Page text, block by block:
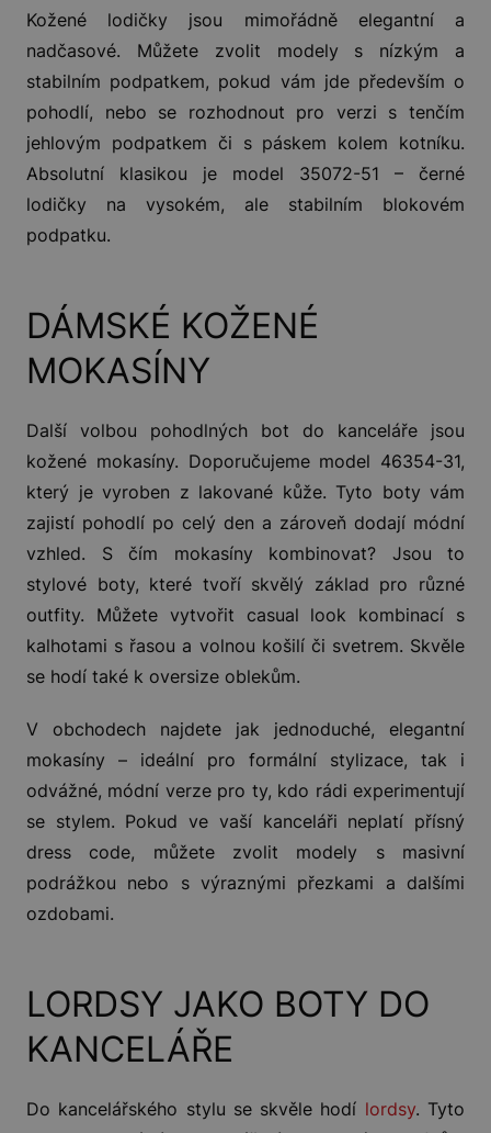
Kožené lodičky jsou mimořádně elegantní a
nadčasové. Můžete zvolit modely s nízkým a
stabilním podpatkem, pokud vám jde především o
pohodlí, nebo se rozhodnout pro verzi s tenčím
jehlovým podpatkem či s páskem kolem kotníku.
Absolutní klasikou je model 35072-51 – černé
lodičky na vysokém, ale stabilním blokovém
podpatku.
DÁMSKÉ KOŽENÉ
MOKASÍNY
Další volbou pohodlných bot do kanceláře jsou
kožené mokasíny. Doporučujeme model 46354-31,
který je vyroben z lakované kůže. Tyto boty vám
zajistí pohodlí po celý den a zároveň dodají módní
vzhled. S čím mokasíny kombinovat? Jsou to
stylové boty, které tvoří skvělý základ pro různé
outfity. Můžete vytvořit casual look kombinací s
kalhotami s řasou a volnou košilí či svetrem. Skvěle
se hodí také k oversize oblekům.
V obchodech najdete jak jednoduché, elegantní
mokasíny – ideální pro formální stylizace, tak i
odvážné, módní verze pro ty, kdo rádi experimentují
se stylem. Pokud ve vaší kanceláři neplatí přísný
dress code, můžete zvolit modely s masivní
podrážkou nebo s výraznými přezkami a dalšími
ozdobami.
LORDSY JAKO BOTY DO
KANCELÁŘE
Do kancelářského stylu se skvěle hodí lordsy. Tyto